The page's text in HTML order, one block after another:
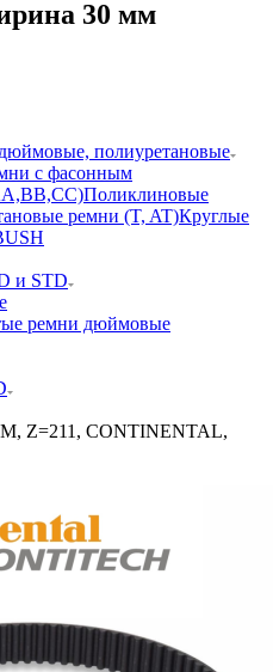
30 мм
полиуретановые
с фасонным
Поликлиновые
ремни (T, AT)Круглые
и STD
ремни дюймовые
Z=211, CONTINENTAL,